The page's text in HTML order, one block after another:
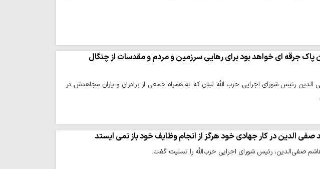
جرقه ای خواهد بود برای رهایی سرزمین و مردم و مقدسات از چنگال
رئیس شورای اجرایی حزب الله لبنان که به همراه جمعی از برادران و یاران مجاهدش در
الدین در کار جهادی خود هرگز از انجام وظایف خود باز نمی ایستد
صفی‌الدین، رئیس شورای اجرایی حزب‌الله را تسلیت گفت.